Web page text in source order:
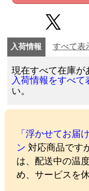
入荷情報 すべて表
現在すべて在庫が
入荷情報をすべて
い。
「浮かせてお届
ン 対応商品です
は、配送中の温
め、サービスを